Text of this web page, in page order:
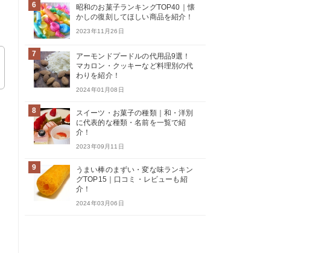
6
昭和のお菓子ランキングTOP40｜懐
かしの復刻してほしい商品を紹介！
2023年11月26日
7
アーモンドプードルの代用品9選！
マカロン・クッキーなど料理別の代
わりを紹介！
2024年01月08日
8
スイーツ・お菓子の種類｜和・洋別
に代表的な種類・名前を一覧で紹
介！
2023年09月11日
9
うまい棒のまずい・変な味ランキン
グTOP15｜口コミ・レビューも紹
介！
2024年03月06日